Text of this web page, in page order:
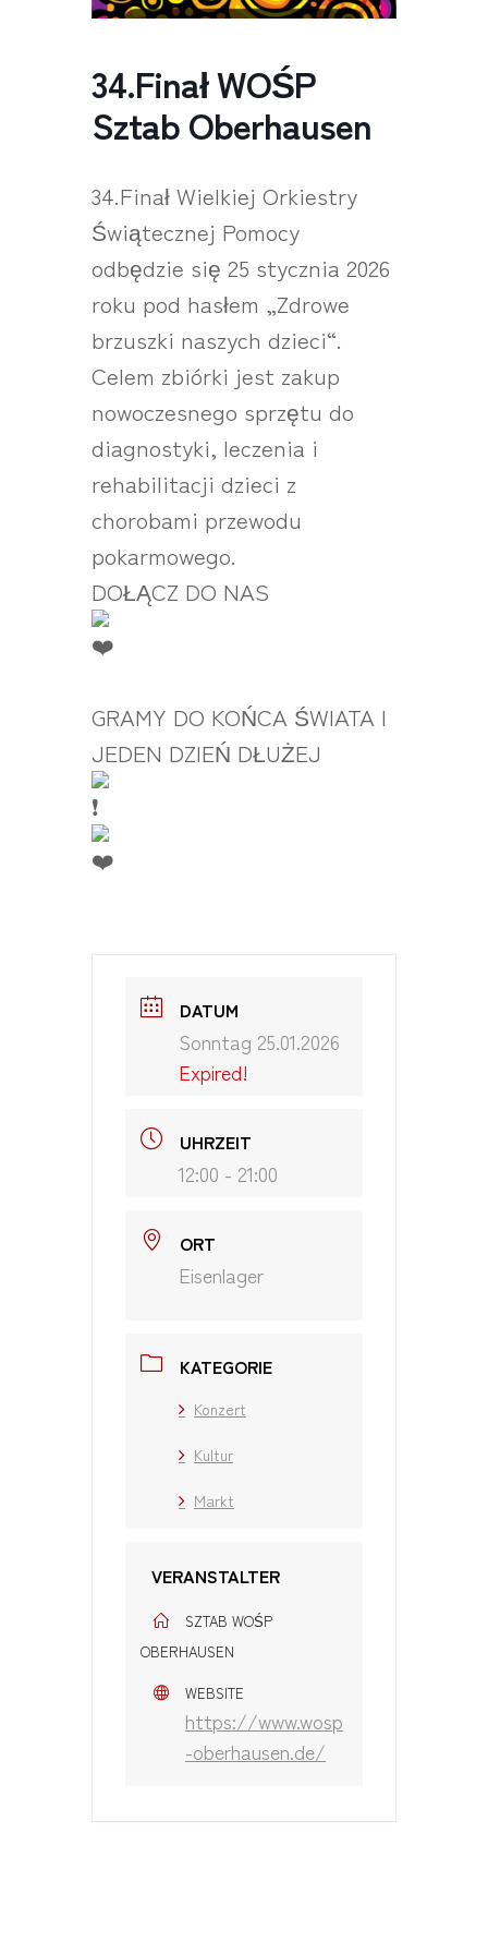
34.Finał WOŚP
Sztab Oberhausen
34.Finał Wielkiej Orkiestry
Świątecznej Pomocy
odbędzie się 25 stycznia 2026
roku pod hasłem „Zdrowe
brzuszki naszych dzieci“.
Celem zbiórki jest zakup
nowoczesnego sprzętu do
diagnostyki, leczenia i
rehabilitacji dzieci z
chorobami przewodu
pokarmowego.
DOŁĄCZ DO NAS
GRAMY DO KOŃCA ŚWIATA I
JEDEN DZIEŃ DŁUŻEJ
DATUM
Sonntag 25.01.2026
Expired!
UHRZEIT
12:00 - 21:00
ORT
Eisenlager
KATEGORIE
Konzert
Kultur
Markt
VERANSTALTER
SZTAB WOŚP
OBERHAUSEN
WEBSITE
https://www.wosp
-oberhausen.de/